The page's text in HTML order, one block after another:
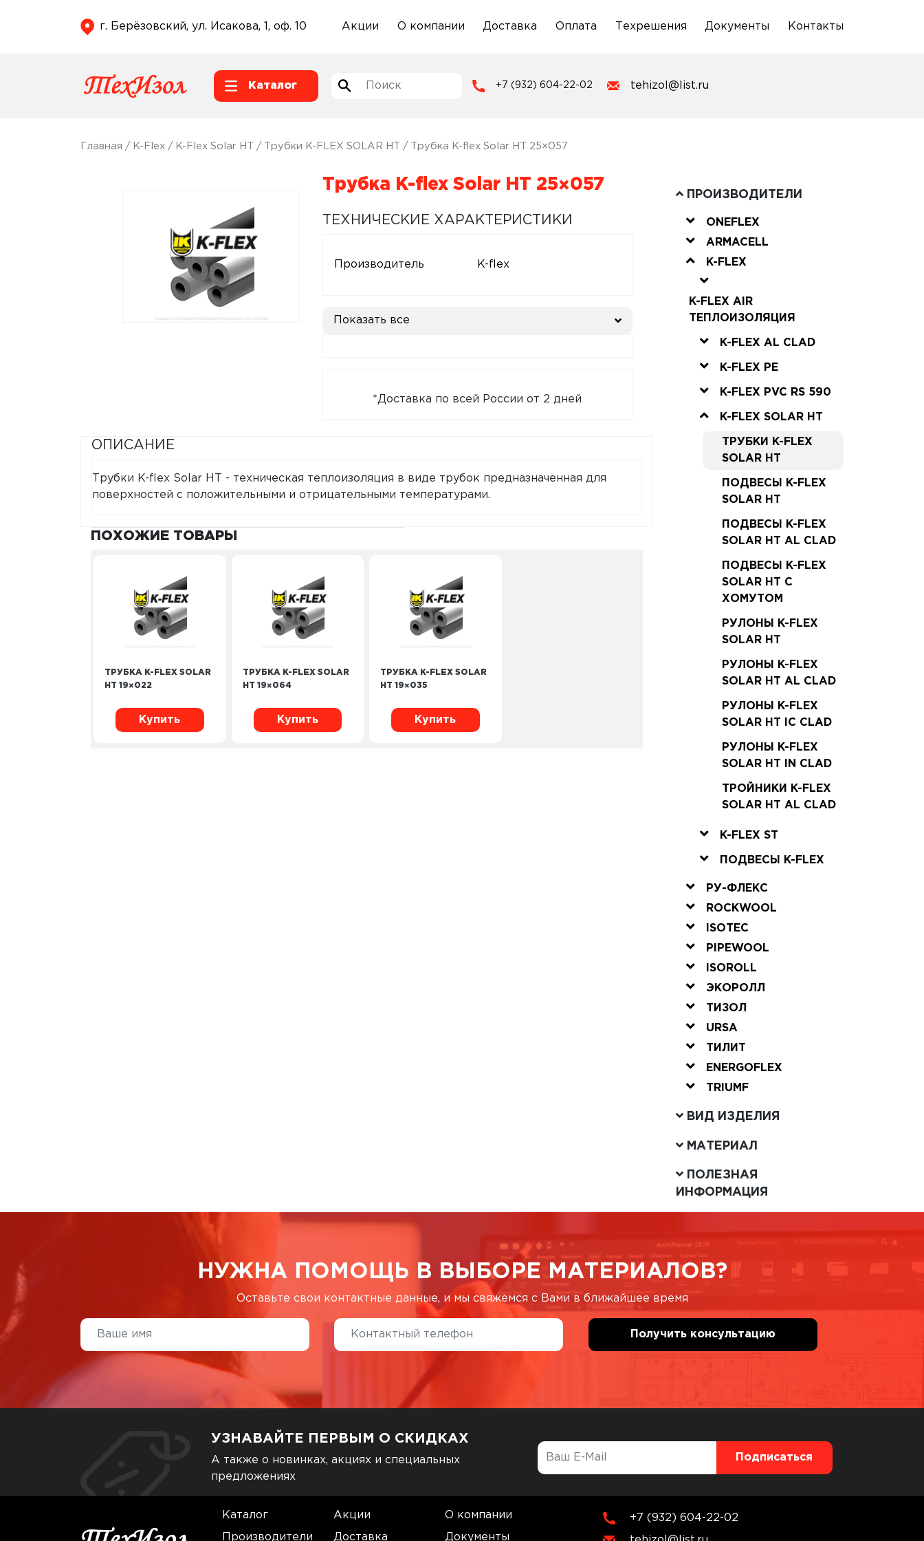
г. Берёзовский, ул. Исакова, 1, оф. 10 Акции О компании Доставка Оплата Техрешения Документы Контакты
Каталог +7 (932) 604-22-02 tehizol@list.ru
Главная / K-Flex / K-Flex Solar HT / Трубки K-FLEX SOLAR HT / Трубка K-flex Solar HT 25×057
Трубка K-flex Solar HT 25×057
ТЕХНИЧЕСКИЕ ХАРАКТЕРИСТИКИ
Производитель K-flex
Показать все
*Доставка по всей России от 2 дней
ОПИСАНИЕ
Трубки K-flex Solar HT - техническая теплоизоляция в виде трубок предназначенная для
поверхностей с положительными и отрицательными температурами.
ПОХОЖИЕ ТОВАРЫ
ТРУБКА K-FLEX SOLAR
HT 19×022
Купить
ТРУБКА K-FLEX SOLAR
HT 19×064
Купить
ТРУБКА K-FLEX SOLAR
HT 19×035
Купить
ПРОИЗВОДИТЕЛИ
ONEFLEX
ARMACELL
K-FLEX
K-FLEX AIR
ТЕПЛОИЗОЛЯЦИЯ
K-FLEX AL CLAD
K-FLEX PE
K-FLEX PVC RS 590
K-FLEX SOLAR HT
ТРУБКИ K-FLEX
SOLAR HT
ПОДВЕСЫ K-FLEX
SOLAR HT
ПОДВЕСЫ K-FLEX
SOLAR HT AL CLAD
ПОДВЕСЫ K-FLEX
SOLAR HT С
ХОМУТОМ
РУЛОНЫ K-FLEX
SOLAR HT
РУЛОНЫ K-FLEX
SOLAR HT AL CLAD
РУЛОНЫ K-FLEX
SOLAR HT IC CLAD
РУЛОНЫ K-FLEX
SOLAR HT IN CLAD
ТРОЙНИКИ K-FLEX
SOLAR HT AL CLAD
K-FLEX ST
ПОДВЕСЫ K-FLEX
РУ-ФЛЕКС
ROCKWOOL
ISOTEC
PIPEWOOL
ISOROLL
ЭКОРОЛЛ
ТИЗОЛ
URSA
ТИЛИТ
ENERGOFLEX
TRIUMF
ВИД ИЗДЕЛИЯ
МАТЕРИАЛ
ПОЛЕЗНАЯ
ИНФОРМАЦИЯ
НУЖНА ПОМОЩЬ В ВЫБОРЕ МАТЕРИАЛОВ?
Оставьте свои контактные данные, и мы свяжемся с Вами в ближайшее время
УЗНАВАЙТЕ ПЕРВЫМ О СКИДКАХ
А также о новинках, акциях и специальных
предложениях
Каталог Акции О компании
Производители Доставка Документы
+7 (932) 604-22-02